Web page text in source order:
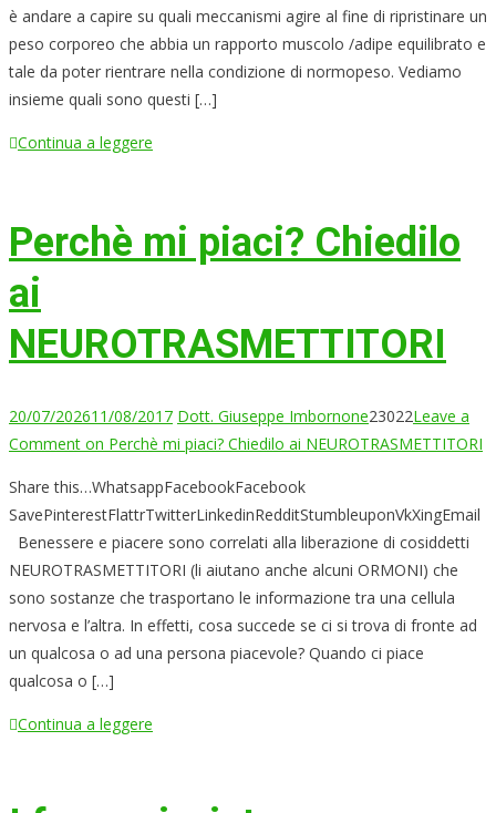
è andare a capire su quali meccanismi agire al fine di ripristinare un
peso corporeo che abbia un rapporto muscolo /adipe equilibrato e
tale da poter rientrare nella condizione di normopeso. Vediamo
insieme quali sono questi […]
Continua a leggere
Perchè mi piaci? Chiedilo
ai
NEUROTRASMETTITORI
20/07/202611/08/2017 Dott. Giuseppe Imbornone23022Leave a
Comment on Perchè mi piaci? Chiedilo ai NEUROTRASMETTITORI
Share this…WhatsappFacebookFacebook
SavePinterestFlattrTwitterLinkedinRedditStumbleuponVkXingEmail
Benessere e piacere sono correlati alla liberazione di cosiddetti
NEUROTRASMETTITORI (li aiutano anche alcuni ORMONI) che
sono sostanze che trasportano le informazione tra una cellula
nervosa e l’altra. In effetti, cosa succede se ci si trova di fronte ad
un qualcosa o ad una persona piacevole? Quando ci piace
qualcosa o […]
Continua a leggere